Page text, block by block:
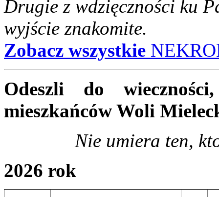
Drugie z wdzięczności ku
wyjście znakomite.
Zobacz wszystkie
Odeszli do
mieszkańców Woli
Nie umiera ten,
2026 rok